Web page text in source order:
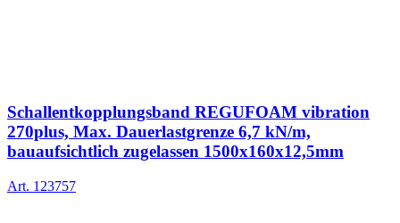
Schallentkopplungsband REGUFOAM vibration
270plus, Max. Dauerlastgrenze 6,7 kN/m,
bauaufsichtlich zugelassen 1500x160x12,5mm
Art. 123757